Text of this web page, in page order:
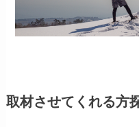
取材させてくれる方